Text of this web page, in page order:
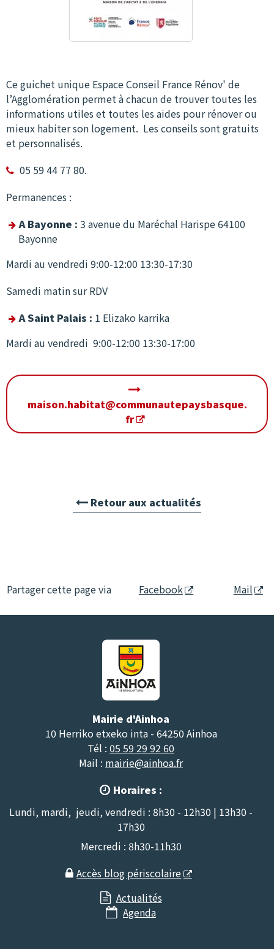
Ce guichet unique Espace Conseil France Rénov' de
l’Agglomération permet à chacun de trouver toutes les
informations utiles et toutes les aides pour rénover ou
mieux habiter son logement. Les conseils sont gratuits
et personnalisés.
 05 59 44 77 80.
Permanences :
A Bayonne : 3 avenue du Maréchal Harispe 64100
Bayonne
Mardi au vendredi 9:00-12:00 13:30-17:30
Samedi matin sur RDV
A Saint Palais : 1 Elizako karrika
Mardi au vendredi 9:00-12:00 13:30-17:00
maison.habitat@communautepaysbasque.
fr
Retour aux actualités
Partager cette page via Facebook Mail
Mairie d'Ainhoa
10 Herriko etxeko inta - 64250 Ainhoa
Tél : 05 59 29 92 60
Mail : mairie@ainhoa.fr
 Horaires :
Lundi, mardi, jeudi, vendredi : 8h30 - 12h30 | 13h30 -
17h30
Mercredi : 8h30-11h30
 Accès blog périscolaire
 Actualités
 Agenda